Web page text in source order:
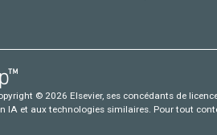
© 2026 Elsevier, ses concédants de
IA et aux technologies similaires. Pour tout